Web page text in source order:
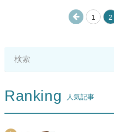
1 2
Ranking 人気記事